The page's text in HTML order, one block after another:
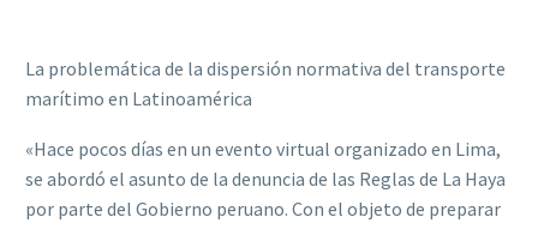
La problemática de la dispersión normativa del transporte
marítimo en Latinoamérica
«Hace pocos días en un evento virtual organizado en Lima,
se abordó el asunto de la denuncia de las Reglas de La Haya
por parte del Gobierno peruano. Con el objeto de preparar